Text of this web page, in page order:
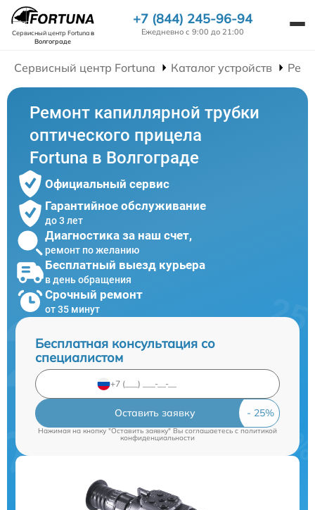
Сервисный центр Fortunaв
Волгограде
+7 (844) 245-96-94
Ежедневно с 9:00 до 21:00
Сервисный центр Fortuna Каталог устройств
Ремонт капиллярной трубки
оптического прицела
Fortuna в Волгограде
Официальный сервис
Гарантийное обслуживание
до 3 лет
Диагностика за наш счет,
ремонт по желанию
Бесплатный выезд курьера
в день обращения
Срочный ремонт
от 35 минут
Бесплатная консультация со
специалистом
Оставить заявку
Нажимая на кнопку "Оставить заявку" Вы соглашаетесь cполитикой
конфиденциальности